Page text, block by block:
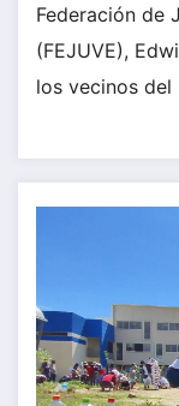
Federación de
(FEJUVE),
los vecinos del